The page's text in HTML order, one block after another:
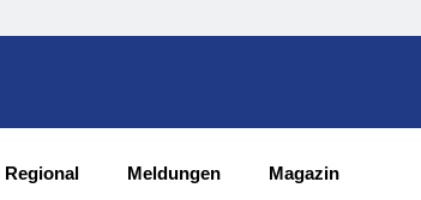
Regional Meldungen Magazin